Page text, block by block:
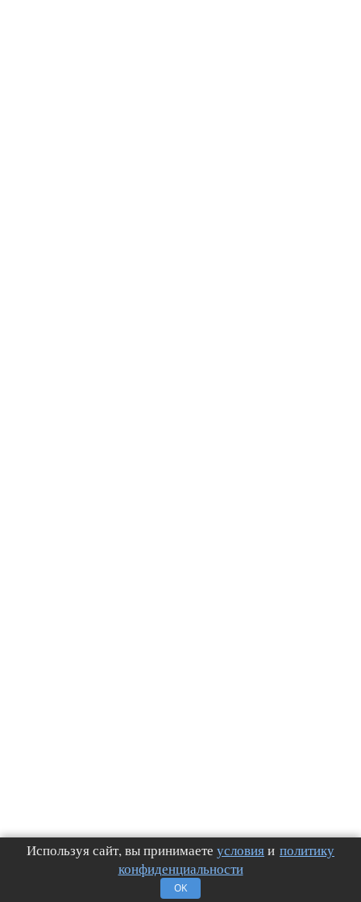
Используя сайт, вы принимаете условияи политику
конфиденциальности
OK